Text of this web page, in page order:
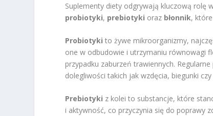
Suplementy diety odgrywają kluczową rolę
probiotyki, prebiotyki oraz błonnik,
Probiotyki to żywe mikroorganizmy,
one w odbudowie i utrzymaniu równowagi
przypadku zaburzeń trawiennych.
dolegliwości takich jak wzdęcia, biegunki czy
Prebiotyki z kolei to substancje, które
i aktywność, co przyczynia się do poprawy